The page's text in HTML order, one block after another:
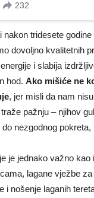
nakon tridesete
dovoljno kvalitetnih
i slabija
hod. Ako mišiće ne
, jer misli da nam
pažnju – njihov
nezgodnog pokreta,
je jednako važno kao
lagane vježbe
i nošenje laganih